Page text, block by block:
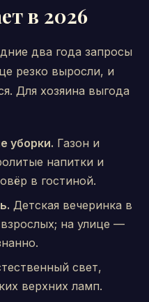
в 2026
два года запросы
резко выросли, и
Для хозяина выгода
уборки. Газон и
напитки и
в гостиной.
Детская вечеринка в
на улице —
свет,
верхних ламп.